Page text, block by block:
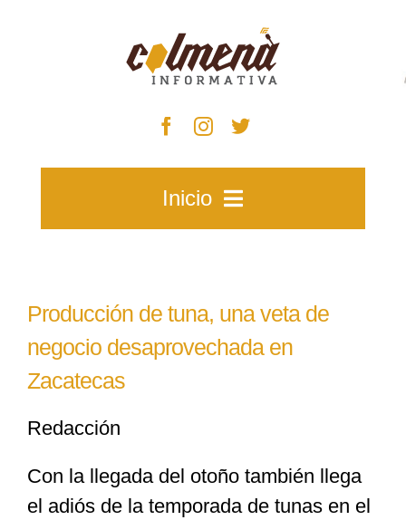
Inicio
Zacatecas
Especiales
Producción de tuna, una veta de
negocio desaprovechada en
Zacatecas
Redacción
Con la llegada del otoño también llega
el adiós de la temporada de tunas en el